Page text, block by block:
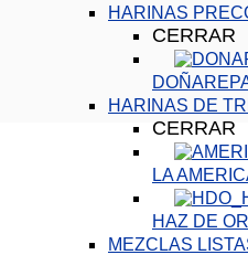
HARINAS
CERRAR
HARINAS DE
CERRAR
LA
HAZ DE
MEZCLAS